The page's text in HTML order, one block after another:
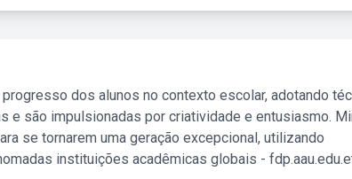
dos alunos no contexto escolar, adotando
e são impulsionadas por criatividade e entusiasmo.
se tornarem uma geração excepcional, utilizando
instituições acadêmicas globais -